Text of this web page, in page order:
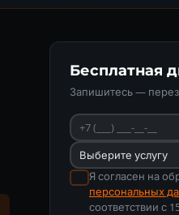
Бесплатная
Запишитесь —
Я согласен на
персональных
соответствии с